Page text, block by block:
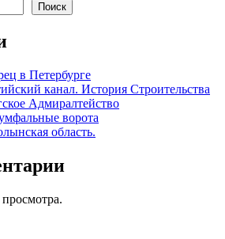
Поиск
в Петербурге
канал. История Строительства
Адмиралтейство
ворота
область.